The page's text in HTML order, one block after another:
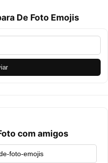
De Foto Emojis
com amigos